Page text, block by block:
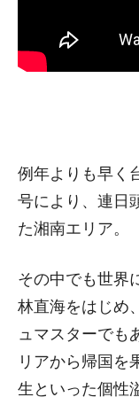
例年よりも早く
号により、連日
た湘南エリア。
その中でも世界
林直海をはじめ
ュマスターでも
リアから帰国を
生といった個性